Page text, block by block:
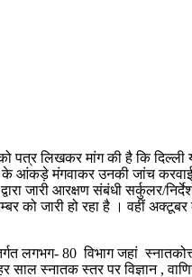
लिखकर मांग की है कि दिल्ली
के आंकड़े मंगवाकर उनकी जांच
जारी आरक्षण संबंधी सर्कुलर/
को जारी हो रहा है । वहीं
80 विभाग जहां स्नातकोत्तर
स्नातक स्तर पर विज्ञान ,